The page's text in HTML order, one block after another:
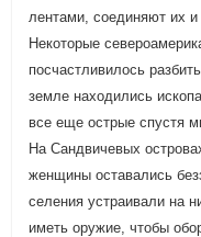
лентами, соединяют их и
Некоторые
посчастливилось
земле находились
все еще острые спустя
На Сандвичевых
женщины оставались
селения устраивали на
иметь оружие, чтобы